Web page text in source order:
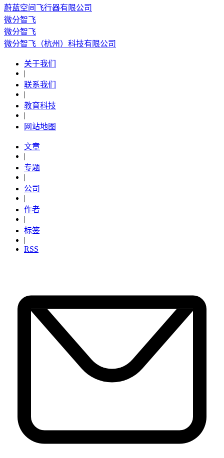
蔚蓝空间飞行器有限公司
微分智飞
微分智飞
微分智飞（杭州）科技有限公司
关于我们
|
联系我们
|
教育科技
|
网站地图
文章
|
专题
|
公司
|
作者
|
标签
|
RSS